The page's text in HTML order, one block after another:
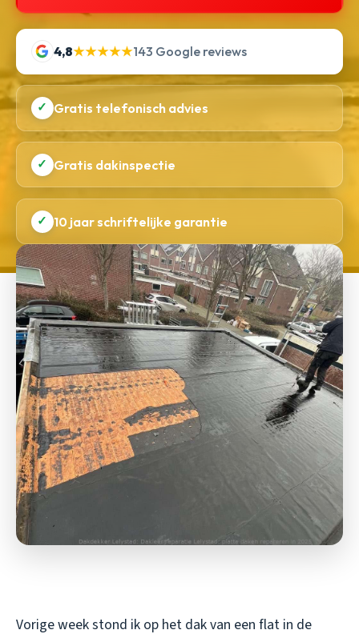
4,8★★★★★143 Google reviews
✓ Gratis telefonisch advies
✓ Gratis dakinspectie
✓ 10 jaar schriftelijke garantie
Vorige week stond ik op het dak van een flat in de